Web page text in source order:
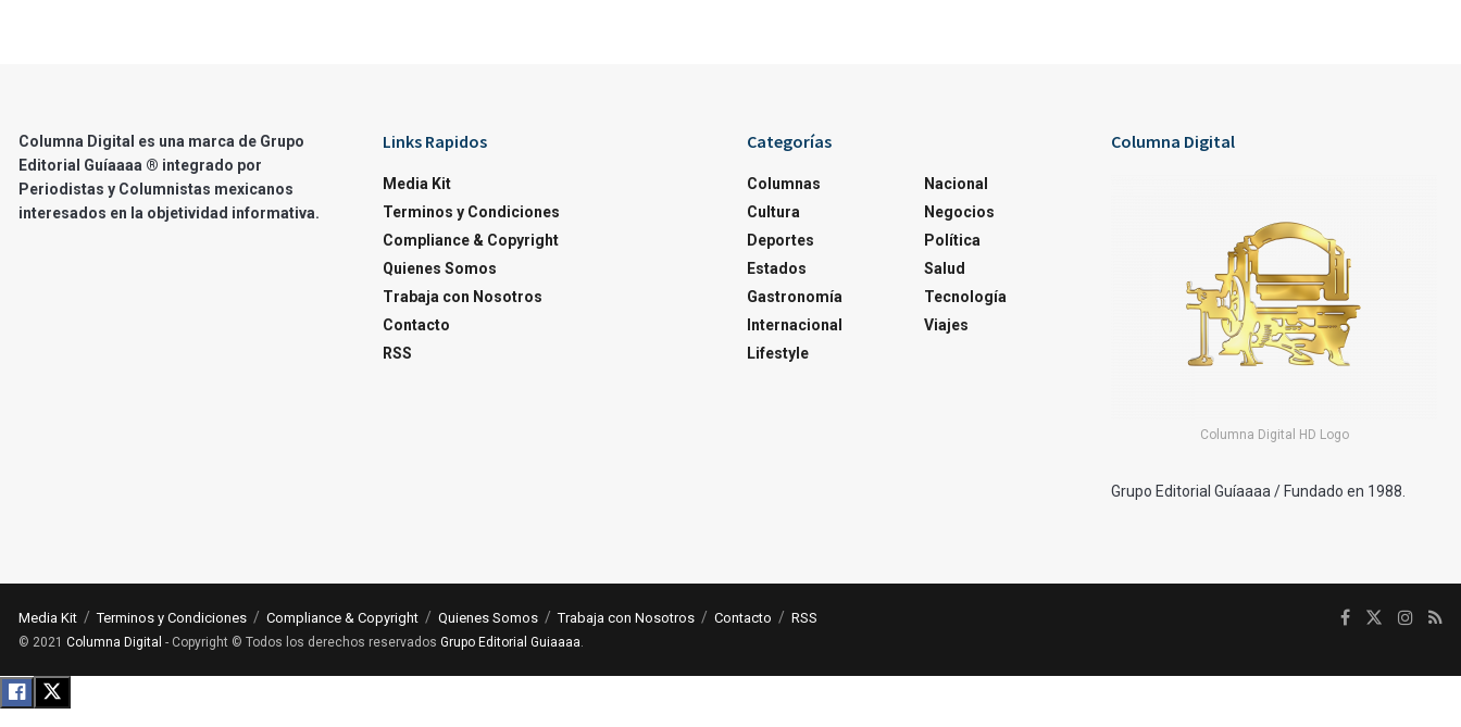
Columna Digital es una marca de Grupo
Editorial Guíaaaa ® integrado por
Periodistas y Columnistas mexicanos
interesados en la objetividad informativa.
Links Rapidos
Media Kit
Terminos y Condiciones
Compliance & Copyright
Quienes Somos
Trabaja con Nosotros
Contacto
RSS
Categorías
Columnas
Cultura
Deportes
Estados
Gastronomía
Internacional
Lifestyle
Nacional
Negocios
Política
Salud
Tecnología
Viajes
Columna Digital
Columna Digital HD Logo
Grupo Editorial Guíaaaa / Fundado en 1988.
Media Kit Terminos y Condiciones Compliance & Copyright Quienes Somos Trabaja con Nosotros Contacto RSS
© 2021 Columna Digital - Copyright © Todos los derechos reservados Grupo Editorial Guiaaaa